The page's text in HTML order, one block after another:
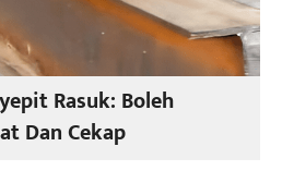
Rasuk: Boleh
Dan Cekap